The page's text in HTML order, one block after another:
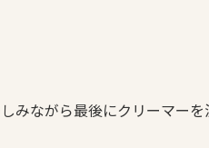
みながら最後にクリーマー